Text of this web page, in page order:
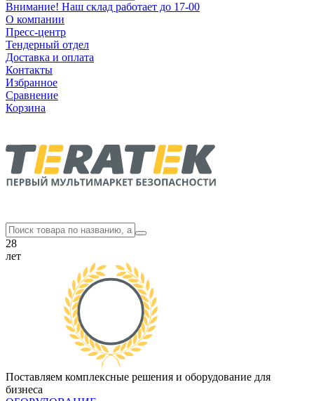
Внимание! Наш склад работает до 17-00
О компании
Пресс-центр
Тендерный отдел
Доставка и оплата
Контакты
Избранное
Сравнение
Корзина
28
лет
Поставляем комплексные решения и оборудование для
бизнеса